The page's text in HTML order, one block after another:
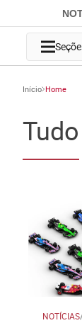
Início Home
NOTÍCIAS